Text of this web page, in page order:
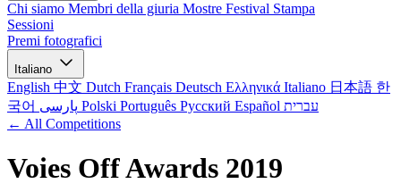
Chi siamo Membri della giuria Mostre Festival Stampa
Sessioni
Premi fotografici
Italiano
English 中文 Dutch Français Deutsch Ελληνικά Italiano 日本語 한
국어
Polski Português Русский Español עברית
← All Competitions
Voies Off Awards 2019